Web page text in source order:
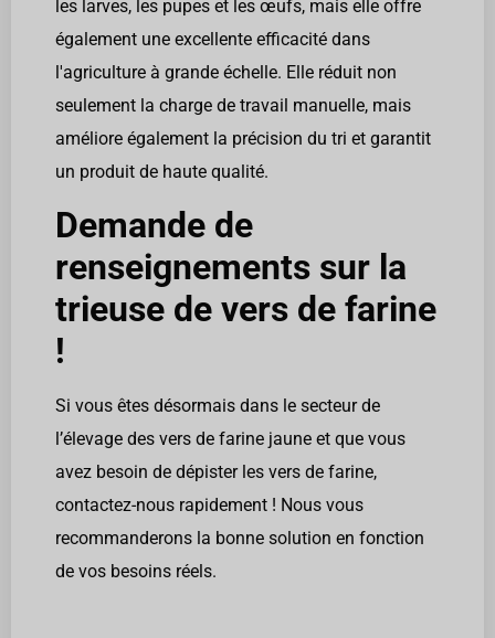
les larves, les pupes et les œufs, mais elle offre
également une excellente efficacité dans
l'agriculture à grande échelle. Elle réduit non
seulement la charge de travail manuelle, mais
améliore également la précision du tri et garantit
un produit de haute qualité.
Demande de
renseignements sur la
trieuse de vers de farine
!
Si vous êtes désormais dans le secteur de
l’élevage des vers de farine jaune et que vous
avez besoin de dépister les vers de farine,
contactez-nous rapidement ! Nous vous
recommanderons la bonne solution en fonction
de vos besoins réels.